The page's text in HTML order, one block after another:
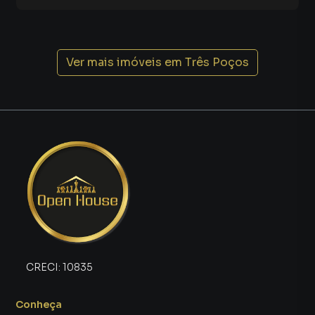
🔥 2 áreas de churrasqueira
🧸 Brinquedoteca
🛒 Mini mercado dentro do condomínio
Tudo isso proporciona mais conforto para sua família e
também aumenta o potencial de valorização e locação do
imóvel. 📈
💰 Excelente oportunidade para investimento imobiliário
reúne características extremamente valorizadas no
Ver mais imóveis em Três Poços
CRECI: 10835
Conheça